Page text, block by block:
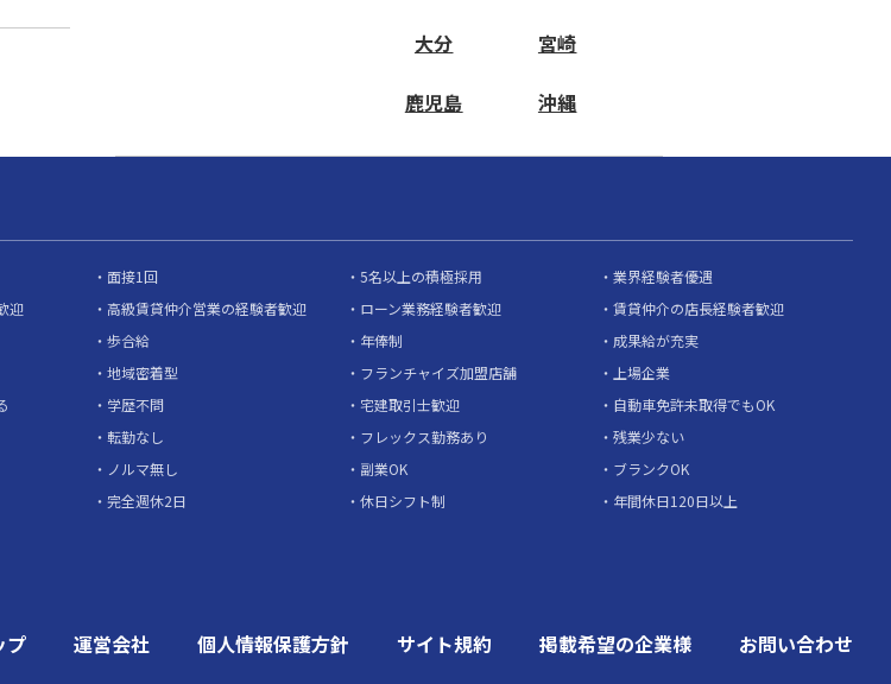
大分 宮崎
鹿児島 沖縄
面接1回 5名以上の積極採用
業界経験者優遇
迎 高級賃貸仲介営業の経験者歓迎 ローン業務経験者歓迎
賃貸仲介の店長経験者歓迎
歩合給 年俸制
成果給が充実
地域密着型 フランチャイズ加盟店舗
上場企業
学歴不問 宅建取引士歓迎
自動車免許未取得でもOK
転勤なし フレックス勤務あり
残業少ない
ノルマ無し 副業OK
ブランクOK
完全週休2日 休日シフト制
年間休日120日以上
プ 運営会社 個人情報保護方針 サイト規約 掲載希望の企業様 お問い合わせ